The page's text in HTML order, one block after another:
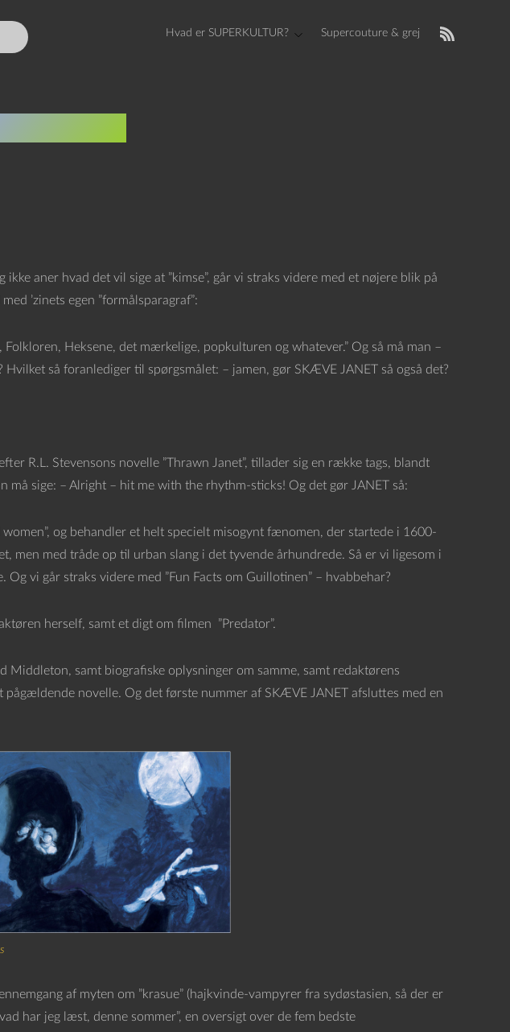
Hvad er SUPERKULTUR? Supercouture & grej
aner hvad det vil sige at ”kimse”, går vi straks videre med et nøjere blik på
’zinets egen ”formålsparagraf”:
Heksene, det mærkelige, popkulturen og whatever.” Og så må man –
så foranlediger til spørgsmålet: – jamen, gør SKÆVE JANET så også det?
R.L. Stevensons novelle ”Thrawn Janet”, tillader sig en række tags, blandt
må sige: – Alright – hit me with the rhythm-sticks! Og det gør JANET så:
og behandler et helt specielt misogynt fænomen, der startede i 1600-
men med tråde op til urban slang i det tyvende århundrede. Så er vi ligesom i
Og vi går straks videre med ”Fun Facts om Guillotinen” – hvabbehar?
herself, samt et digt om filmen ”Predator”.
Middleton, samt biografiske oplysninger om samme, samt redaktørens
novelle. Og det første nummer af SKÆVE JANET afsluttes med en
af myten om ”krasue” (hajkvinde-vampyrer fra sydøstasien, så der er
har jeg læst, denne sommer”, en oversigt over de fem bedste